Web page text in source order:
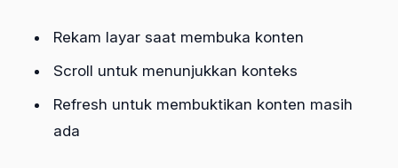
Rekam layar saat membuka konten
Scroll untuk menunjukkan konteks
Refresh untuk membuktikan konten masih
ada